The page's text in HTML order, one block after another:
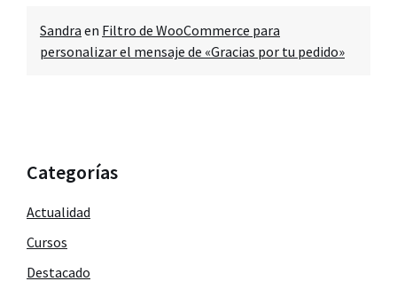
Sandra en Filtro de WooCommerce para
personalizar el mensaje de «Gracias por tu pedido»
Categorías
Actualidad
Cursos
Destacado